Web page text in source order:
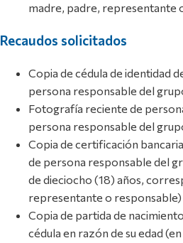
madre, padre, representante
Recaudos solicitados
Copia de cédula de identidad
persona responsable del
Fotografía reciente de
persona responsable del
Copia de certificación
de persona responsable del
de dieciocho (18) años,
representante o
Copia de partida de
cédula en razón de su edad